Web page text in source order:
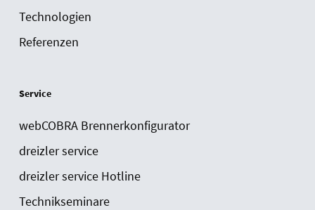
Technologien
Referenzen
Service
webCOBRA Brennerkonfigurator
dreizler service
dreizler service Hotline
Technikseminare